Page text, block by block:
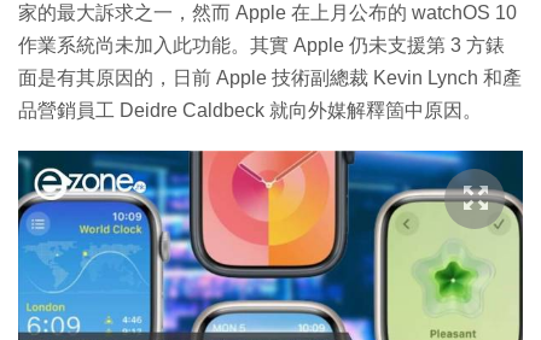
家的最大訴求之一，然而 Apple 在上月公布的 watchOS 10
作業系統尚未加入此功能。其實 Apple 仍未支援第 3 方錶
面是有其原因的，日前 Apple 技術副總裁 Kevin Lynch 和產
品營銷員工 Deidre Caldbeck 就向外媒解釋箇中原因。